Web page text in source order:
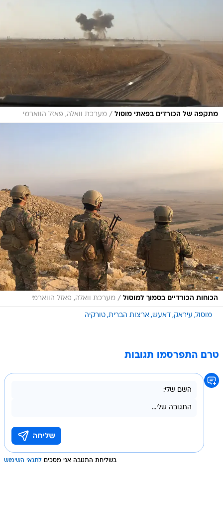
מתקפה של הכורדים בפאתי מוסול / מערכת וואלה, פאזל הווארמי
הכוחות הכורדיים בסמוך למוסול / מערכת וואלה, פאזל הווארמי
מוסול עיראק דאעש ארצות הברית טורקיה
טרם התפרסמו תגובות
בשליחת התגובה אני מסכים לתנאי השימוש